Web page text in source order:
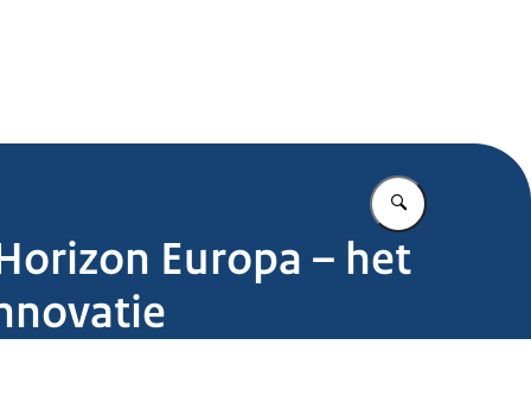
Vul in wat u
Europa – het